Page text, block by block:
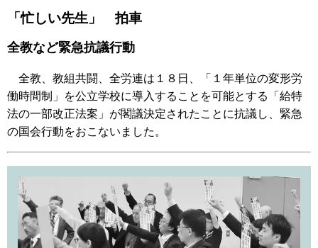
「忙しい先生」 拍車
全教など緊急抗議行動
全教、教組共闘、全労連は１８日、「１年単位の変形労
働時間制」を公立学校に導入することを可能とする「給特
法の一部改正法案」が閣議決定されたことに抗議し、緊急
の国会行動をおこないました。